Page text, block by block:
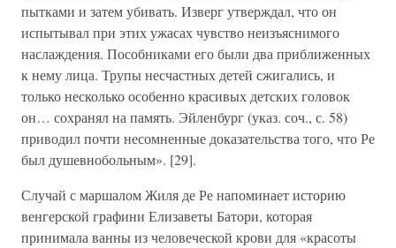
пытками и затем убивать. Изверг утверждал, что он
испытывал при этих ужасах чувство неизъяснимого
наслаждения. Пособниками его были два приближенных
к нему лица. Трупы несчастных детей сжигались, и
только несколько особенно красивых детских головок
он… сохранял на память. Эйленбург (указ. соч., с. 58)
приводил почти несомненные доказательства того, что Ре
был душевнобольным». [29].
Случай с маршалом Жиля де Ре напоминает историю
венгерской графини Елизаветы Батори, которая
принимала ванны из человеческой крови для «красоты